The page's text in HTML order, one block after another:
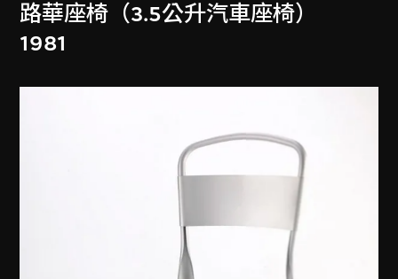
路華座椅（3.5公升汽車座椅）
1981